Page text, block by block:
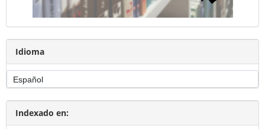
Idioma
Indexado en: